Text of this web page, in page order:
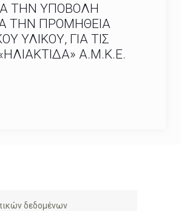
ΤΗΝ ΥΠΟΒΟΛΗ
ΤΗΝ ΠΡΟΜΗΘΕΙΑ
ΥΛΙΚΟΥ, ΓΙΑ ΤΙΣ
Α.Μ.Κ.Ε.
δεδομένων